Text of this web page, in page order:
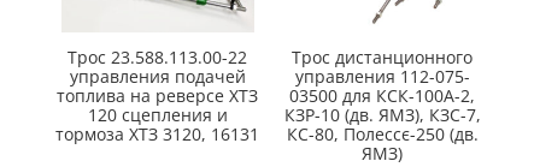
Трос 23.588.113.00-22
управления подачей
топлива на реверсе ХТЗ
120 сцепления и
тормоза ХТЗ 3120, 16131
Трос дистанционного
управления 112-075-
03500 для КСК-100А-2,
КЗР-10 (дв. ЯМЗ), КЗС-7,
КС-80, Полессє-250 (дв.
ЯМЗ)